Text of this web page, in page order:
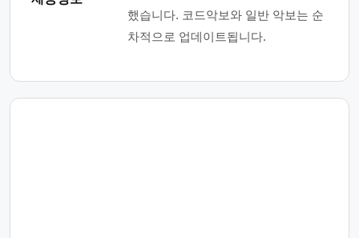
했습니다. 코드악보와 일반 악보는 순
차적으로 업데이트됩니다.